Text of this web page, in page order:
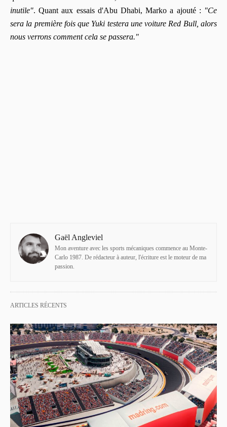
inutile". Quant aux essais d'Abu Dhabi, Marko a ajouté : "Ce
sera la première fois que Yuki testera une voiture Red Bull, alors
nous verrons comment cela se passera."
Gaël Angleviel
Mon aventure avec les sports mécaniques commence au Monte-
Carlo 1987. De rédacteur à auteur, l'écriture est le moteur de ma
passion.
ARTICLES RÉCENTS